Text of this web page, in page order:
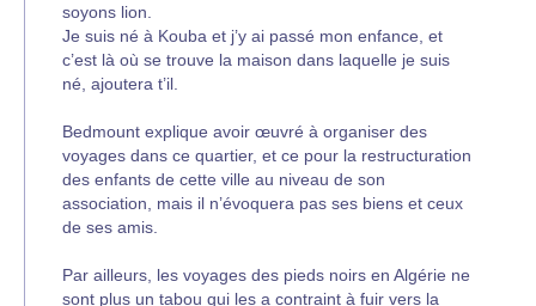
soyons lion.
Je suis né à Kouba et j’y ai passé mon enfance, et
c’est là où se trouve la maison dans laquelle je suis
né, ajoutera t’il.
Bedmount explique avoir œuvré à organiser des
voyages dans ce quartier, et ce pour la restructuration
des enfants de cette ville au niveau de son
association, mais il n’évoquera pas ses biens et ceux
de ses amis.
Par ailleurs, les voyages des pieds noirs en Algérie ne
sont plus un tabou qui les a contraint à fuir vers la